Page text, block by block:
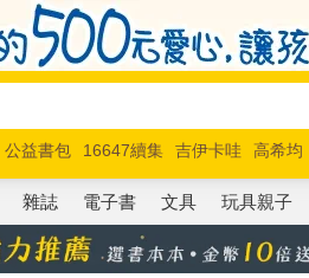
公益書包 16647續集 吉伊卡哇 高希均
馬斯克 玩具總動員5 超慢跑
雜誌 電子書 文具 玩具親子